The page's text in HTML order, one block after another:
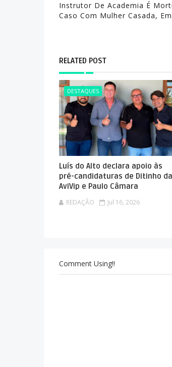
Instrutor De Academia É
Caso Com Mulher Casada,
RELATED POST
DESTAQUES
Luís do Alto declara apoio às
pré-candidaturas de Ditinho da
AviVip e Paulo Câmara
REDAÇÃO Jul 16, 2026
Comment Using!!